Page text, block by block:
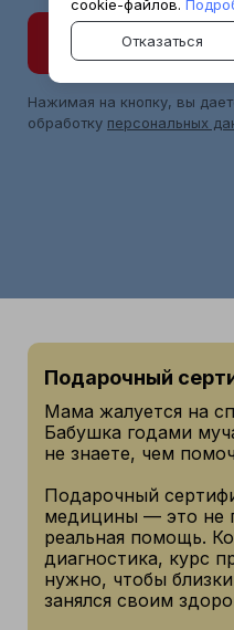
Нажимая на кнопку, вы
обработку персональных
Подарочный
Мама жалуется на
Бабушка годами
не знаете, чем
Подарочный
медицины — это не
реальная помощь.
диагностика, курс
нужно, чтобы
занялся своим
cookie-файлов.
Отказаться